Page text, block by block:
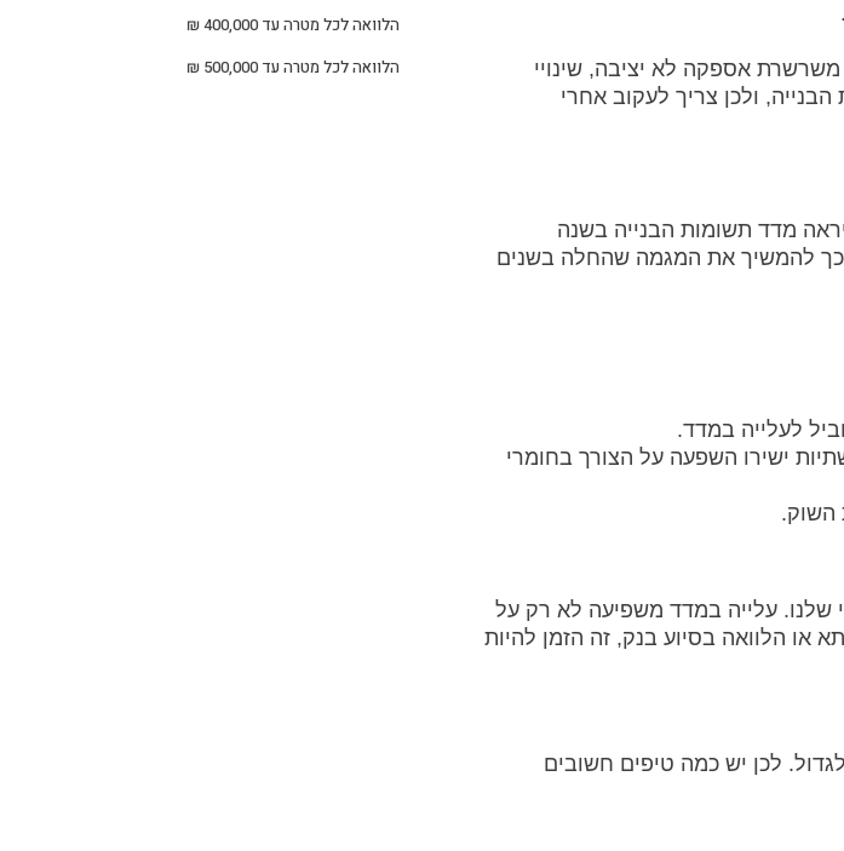
משרשרת אספקה לא יציבה, שינויי
הבנייה, ולכן צריך לעקוב אחרי
מדד תשומות הבנייה בשנה
ובכן, התחזיות מצביעות על כך שהמדד צפוי לעלות ב-5–7%, ובכך להמשיך את המגמה שהחלה בשנים
לעלייה במדד.
ישירו השפעה על הצורך בחומרי
השוק.
שלנו. עלייה במדד משפיעה לא רק על
הלוואה בסיוע בנק, זה הזמן להיות
לכן יש כמה טיפים חשובים
הלוואה לכל מטרה עד 400,000 ₪
הלוואה לכל מטרה עד 500,000 ₪